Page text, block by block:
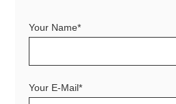
Your Name*
Your E-Mail*